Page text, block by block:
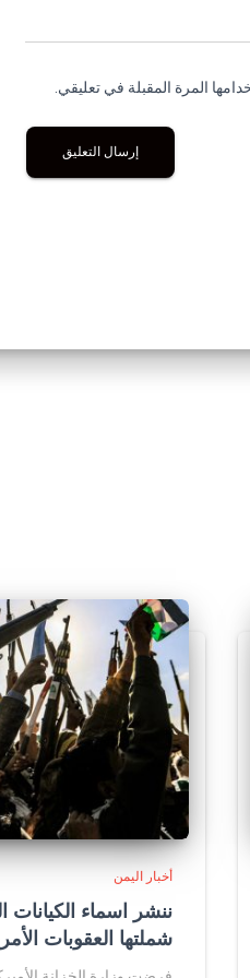
المرة المقبلة في تعليقي.
أخبار اليمن
ننشر اسماء الكيانات
شملتها العقوبات